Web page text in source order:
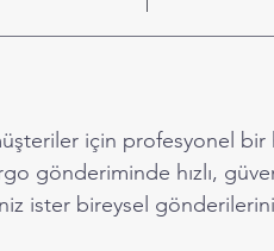
için profesyonel bir
gönderiminde hızlı,
ister bireysel